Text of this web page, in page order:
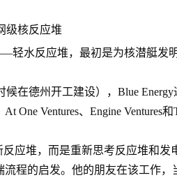
轻水反应堆，最初是为核潜艇发
在德州开工建设），Blue
Ventures、Engine Ventures和
应堆，而是重新思考反应堆和发
流程的启发。他的朋友在该工作